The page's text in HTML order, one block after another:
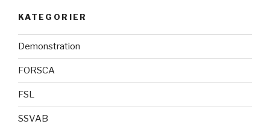
KATEGORIER
Demonstration
FORSCA
FSL
SSVAB